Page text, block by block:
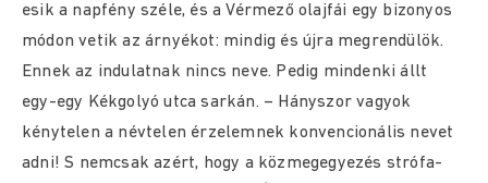
esik a napfény széle, és a Vérmező olajfái egy bizonyos
módon vetik az árnyékot: mindig és újra megrendülök.
Ennek az indulatnak nincs neve. Pedig mindenki állt
egy-egy Kékgolyó utca sarkán. – Hányszor vagyok
kénytelen a névtelen érzelemnek konvencionális nevet
adni! S nemcsak azért, hogy a közmegegyezés strófa-